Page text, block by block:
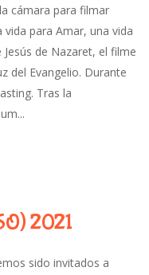
cámara para filmar
para Amar, una vida
de Nazaret, el filme
del Evangelio. Durante
Tras la
2021
sido invitados a